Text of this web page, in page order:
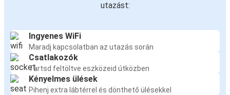
utazást:
Ingyenes WiFi
Maradj kapcsolatban az utazás során
Csatlakozók
Tartsd feltöltve eszközeid útközben
Kényelmes ülések
Pihenj extra lábtérrel és dönthető ülésekkel